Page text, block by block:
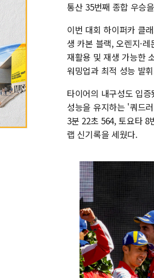
통산 35번째 종합 우승
이번 대회 하이퍼카 클
생 카본 블랙, 오렌지·
재활용 및 재생 가능한
워밍업과 최적 성능 발
타이어의 내구성도 입
성능을 유지하는 '쿼드
3분 22초 564, 토요타 8
랩 신기록을 세웠다.